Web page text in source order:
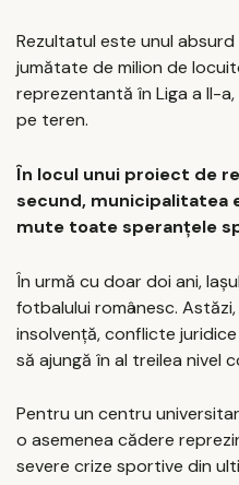
Rezultatul este unul
jumătate de milion de
reprezentantă în Liga a II-
pe teren.
În locul unui proiect de
secund, municipalitatea
mute toate speranțele
În urmă cu doar doi ani,
fotbalului românesc.
insolvență, conflicte
să ajungă în al treilea nivel
Pentru un centru
o asemenea cădere
severe crize sportive din